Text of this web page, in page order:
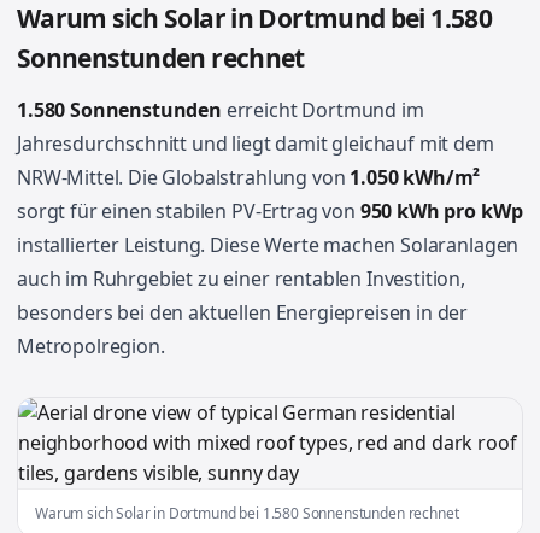
Warum sich Solar in Dortmund bei 1.580
Sonnenstunden rechnet
1.580 Sonnenstunden erreicht Dortmund im
Jahresdurchschnitt und liegt damit gleichauf mit dem
NRW-Mittel. Die Globalstrahlung von 1.050 kWh/m²
sorgt für einen stabilen PV-Ertrag von 950 kWh pro kWp
installierter Leistung. Diese Werte machen Solaranlagen
auch im Ruhrgebiet zu einer rentablen Investition,
besonders bei den aktuellen Energiepreisen in der
Metropolregion.
Warum sich Solar in Dortmund bei 1.580 Sonnenstunden rechnet